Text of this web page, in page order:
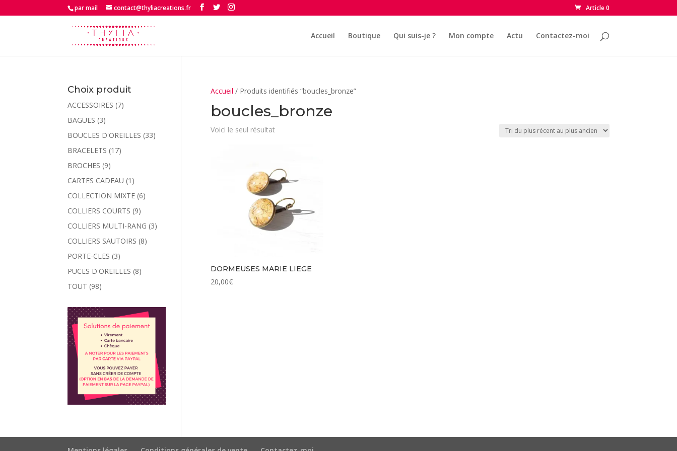
par mail contact@thyliacreations.fr Article 0
Accueil Boutique Qui suis-je ? Mon compte Actu Contactez-moi
Accueil / Produits identifiés “boucles_bronze”
boucles_bronze
Voici le seul résultat
DORMEUSES MARIE LIEGE
20,00€
Choix produit
ACCESSOIRES (7)
BAGUES (3)
BOUCLES D'OREILLES (33)
BRACELETS (17)
BROCHES (9)
CARTES CADEAU (1)
COLLECTION MIXTE (6)
COLLIERS COURTS (9)
COLLIERS MULTI-RANG (3)
COLLIERS SAUTOIRS (8)
PORTE-CLES (3)
PUCES D'OREILLES (8)
TOUT (98)